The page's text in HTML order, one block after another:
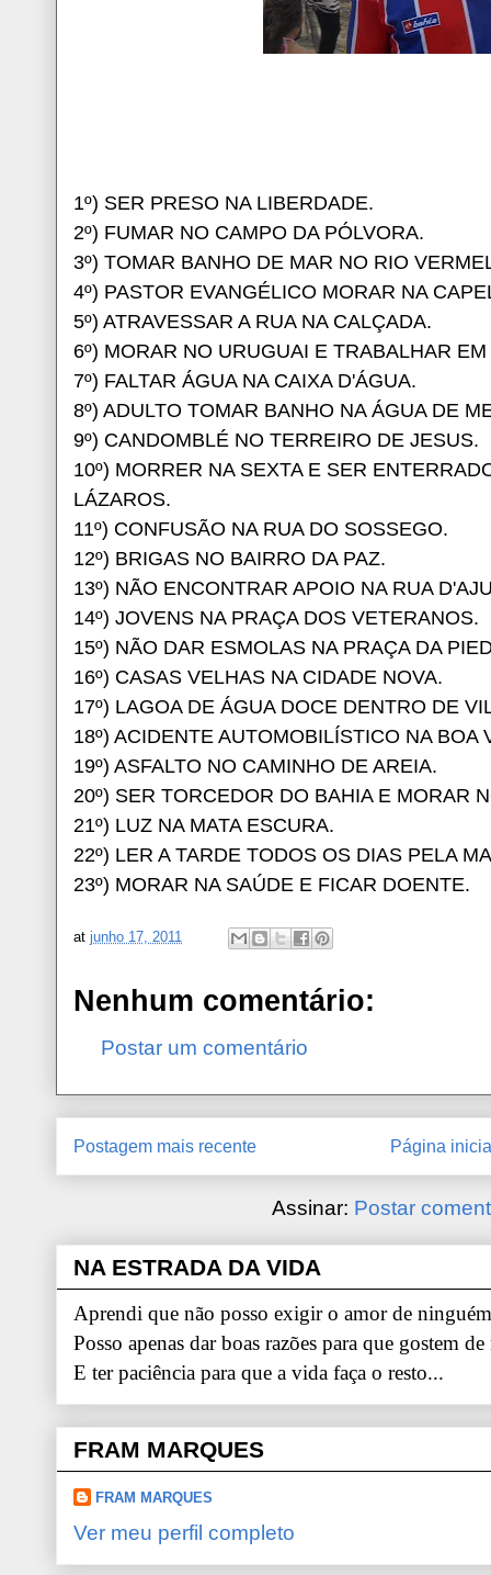
1º) SER PRESO NA LIBERDADE.
2º) FUMAR NO CAMPO DA PÓLVORA.
3º) TOMAR BANHO DE MAR NO RIO
4º) PASTOR EVANGÉLICO MORAR NA
5º) ATRAVESSAR A RUA NA CALÇADA.
6º) MORAR NO URUGUAI E TRABALHAR
7º) FALTAR ÁGUA NA CAIXA D'ÁGUA.
8º) ADULTO TOMAR BANHO NA ÁGUA DE
9º) CANDOMBLÉ NO TERREIRO DE JESUS.
10º) MORRER NA SEXTA E SER
LÁZAROS.
11º) CONFUSÃO NA RUA DO SOSSEGO.
12º) BRIGAS NO BAIRRO DA PAZ.
13º) NÃO ENCONTRAR APOIO NA RUA
14º) JOVENS NA PRAÇA DOS VETERANOS.
15º) NÃO DAR ESMOLAS NA PRAÇA DA
16º) CASAS VELHAS NA CIDADE NOVA.
17º) LAGOA DE ÁGUA DOCE DENTRO DE
18º) ACIDENTE AUTOMOBILÍSTICO NA BOA
19º) ASFALTO NO CAMINHO DE AREIA.
20º) SER TORCEDOR DO BAHIA E MORAR
21º) LUZ NA MATA ESCURA.
22º) LER A TARDE TODOS OS DIAS PELA
23º) MORAR NA SAÚDE E FICAR DOENTE.
at junho 17, 2011
Nenhum comentário:
Postar um comentário
Postagem mais recente Página
Assinar: Postar
NA ESTRADA DA VIDA
Aprendi que não posso exigir o amor de
Posso apenas dar boas razões para que gostem
E ter paciência para que a vida faça o resto...
FRAM MARQUES
FRAM MARQUES
Ver meu perfil completo